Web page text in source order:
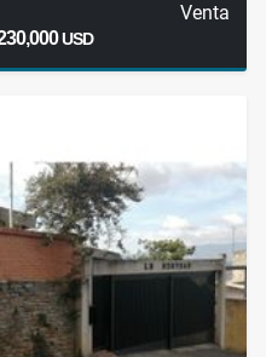
Venta
USD